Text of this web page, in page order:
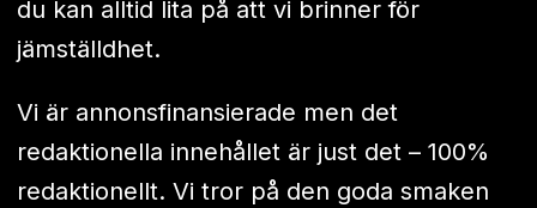
du kan alltid lita på att vi brinner för
jämställdhet.
Vi är annonsfinansierade men det
redaktionella innehållet är just det – 100%
redaktionellt. Vi tror på den goda smaken